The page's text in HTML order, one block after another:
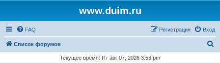
www.duim.ru
FAQ Вход
Регистрация
Список форумов
Текущее время: Пт авг 07, 2026 3:53 pm